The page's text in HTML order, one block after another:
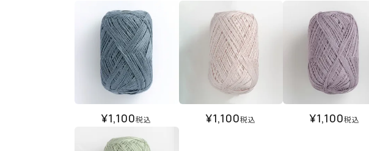
¥1,100税込 ¥1,100税込 ¥1,100税込